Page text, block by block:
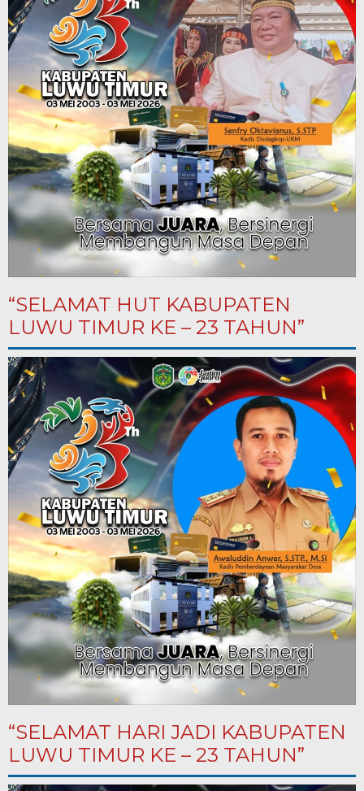
“SELAMAT HUT KABUPATEN
LUWU TIMUR KE – 23 TAHUN”
“SELAMAT HARI JADI KABUPATEN
LUWU TIMUR KE – 23 TAHUN”